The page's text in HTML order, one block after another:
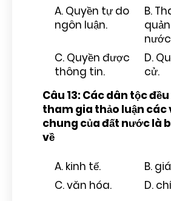
A. Quyền tự do
ngôn luận.
B.
C. Quyền được
thông tin.
D.
cử.
Câu 13: Các dân tộc
tham gia thảo luận các
chung của đất nước là
về
A. kinh tế.
B.
C. văn hóa.
D.